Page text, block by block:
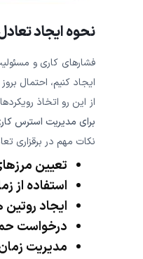
نحوه ایجاد
فشارهای کاری و
ایجاد کنیم، احتمال
از این رو اتخاذ
برای مدیریت استرس
نکات مهم در برقزاری
تعیین
استفاده از
ایجاد روتین
درخواست
مدیریت